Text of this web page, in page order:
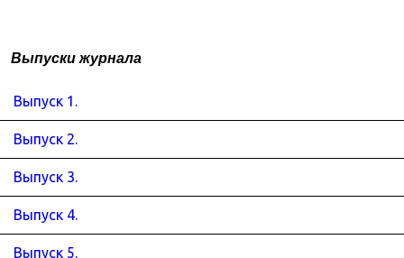
Выпуски журнала
Выпуск 1.
Выпуск 2.
Выпуск 3.
Выпуск 4.
Выпуск 5.